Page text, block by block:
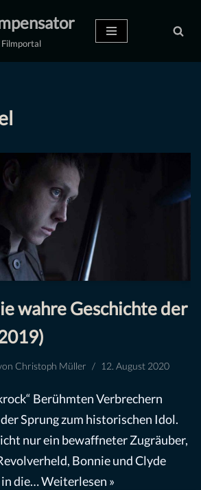
Filmportal
wahre Geschichte der
Christoph Müller 12. August 2020
Berühmten Verbrechern
Sprung zum historischen Idol.
nur ein bewaffneter Zugräuber,
Bonnie und Clyde
in die…Weiterlesen »